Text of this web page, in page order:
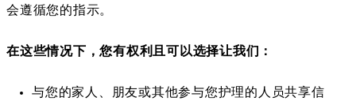
会遵循您的指示。
在这些情况下，您有权利且可以选择让我们：
与您的家人、朋友或其他参与您护理的人员共享信